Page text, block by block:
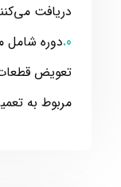
دریافت
دوره شامل
تعویض
مربوط به